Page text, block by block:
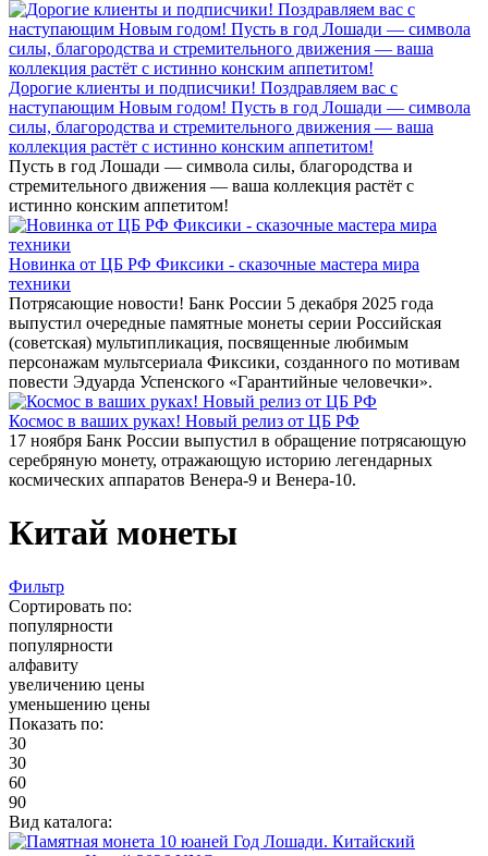
Дорогие клиенты и подписчики! Поздравляем вас с
наступающим Новым годом! Пусть в год Лошади — символа
силы, благородства и стремительного движения — ваша
коллекция растёт с истинно конским аппетитом!
Пусть в год Лошади — символа силы, благородства и
стремительного движения — ваша коллекция растёт с
истинно конским аппетитом!
Новинка от ЦБ РФ Фиксики - сказочные мастера мира
техники
Потрясающие новости! Банк России 5 декабря 2025 года
выпустил очередные памятные монеты серии Российская
(советская) мультипликация, посвященные любимым
персонажам мультсериала Фиксики, созданного по мотивам
повести Эдуарда Успенского «Гарантийные человечки».
Космос в ваших руках! Новый релиз от ЦБ РФ
17 ноября Банк России выпустил в обращение потрясающую
серебряную монету, отражающую историю легендарных
космических аппаратов Венера-9 и Венера-10.
Китай монеты
Фильтр
Сортировать по:
популярности
популярности
алфавиту
увеличению цены
уменьшению цены
Показать по:
30
30
60
90
Вид каталога: